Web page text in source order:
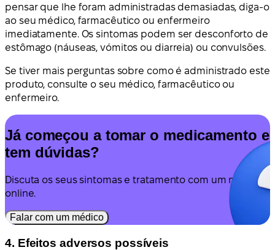
pensar que lhe foram administradas demasiadas, diga-o
ao seu médico, farmacêutico ou enfermeiro
imediatamente. Os sintomas podem ser desconforto de
estômago (náuseas, vómitos ou diarreia) ou convulsões.
Se tiver mais perguntas sobre como é administrado este
produto, consulte o seu médico, farmacêutico ou
enfermeiro.
Já começou a tomar o medicamento e
tem dúvidas?
Discuta os seus sintomas e tratamento com um médico
online.
Falar com um médico
4. Efeitos adversos possíveis